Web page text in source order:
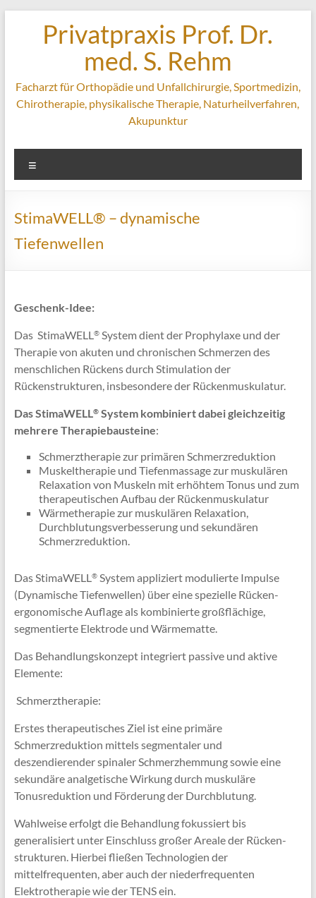
springenPrivatpraxis Prof. Dr.
med. S. Rehm
Facharzt für Orthopädie und Unfallchirurgie, Sportmedizin,
Chirotherapie, physikalische Therapie, Naturheilverfahren,
Akupunktur
StimaWELL® – dynamische
Tiefenwellen
Geschenk-Idee:
Das StimaWELL®System dient der Prophylaxe und der
Therapie von akuten und chronischen Schmerzen des
menschlichen Rückens durch Stimulation der
Rückenstrukturen, insbesondere der Rückenmuskulatur.
DasStimaWELL®System kombiniert dabei gleichzeitig
mehrere Therapiebausteine:
Schmerztherapie zur primären Schmerzreduktion
Muskeltherapie und Tiefenmassage zur muskulären
Relaxation von Muskeln mit erhöhtem Tonus und zum
therapeutischen Aufbau der Rückenmuskulatur
Wärmetherapie zur muskulären Relaxation,
Durchblutungsverbesserung und sekundären
Schmerzreduktion.
Das StimaWELL®System appliziert modulierte Impulse
(Dynamische Tiefenwellen) über eine spezielle Rücken-
ergonomische Auflage als kombinierte großflächige,
segmentierte Elektrode und Wärmematte.
Das Behandlungskonzept integriert passive und aktive
Elemente:
 Schmerztherapie:
Erstes therapeutisches Ziel ist eine primäre
Schmerzreduktion mittels segmentaler und
deszendierender spinaler Schmerzhemmung sowie eine
sekundäre analgetische Wirkung durch muskuläre
Tonusreduktion und Förderung der Durchblutung.
Wahlweise erfolgt die Behandlung fokussiert bis
generalisiert unter Einschluss großer Areale der Rücken-
strukturen. Hierbei fließen Technologien der
mittelfrequenten, aber auch der niederfrequenten
Elektrotherapie wie der TENS ein.